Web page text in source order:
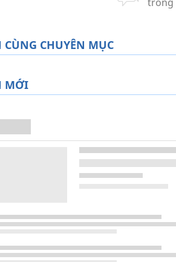
CÙNG CHUYÊN MỤC
MỚI